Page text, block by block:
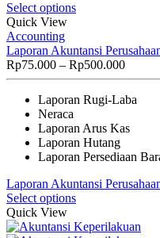
Select options
Quick View
Accounting
Laporan Akuntansi
Rp75.000 – Rp500.000Price
range:
through
Laporan Rugi-Laba
Neraca
Laporan Arus Kas
Laporan Hutang
Laporan Persediaan
Laporan Akuntansi
Select options
Quick View